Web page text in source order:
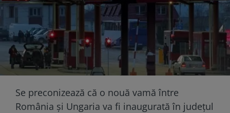
Se preconizează că o nouă vamă între
România și Ungaria va fi inaugurată în județul